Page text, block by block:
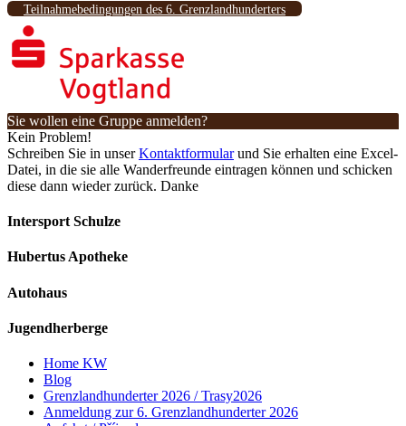
Teilnahmebedingungen des 6. Grenzlandhunderters
Sie wollen eine Gruppe anmelden?
Kein Problem!
Schreiben Sie in unserKontaktformularund Sie erhalten eine Excel-
Datei, in die sie alle Wanderfreunde eintragen können und schicken
diese dann wieder zurück. Danke
Intersport Schulze
Hubertus Apotheke
Autohaus
Jugendherberge
Home KW
Blog
Grenzlandhunderter 2026 / Trasy2026
Anmeldung zur 6. Grenzlandhunderter 2026